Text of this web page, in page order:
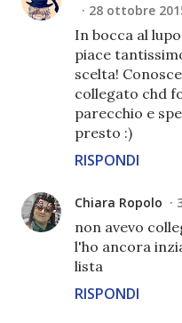
28 ottobre
In bocca al
piace
scelta!
collegato chd
parecchio e
presto :)
RISPONDI
Chiara Ropolo
non avevo
l'ho ancora
lista
RISPONDI